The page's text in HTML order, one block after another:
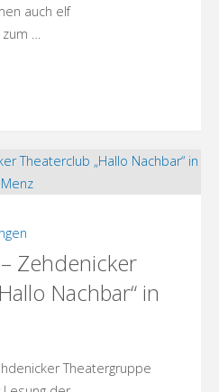
auch elf
…
Zehdenicker
Nachbar“ in
Theatergruppe